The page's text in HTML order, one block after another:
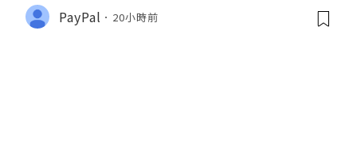
PayPal 20小時前